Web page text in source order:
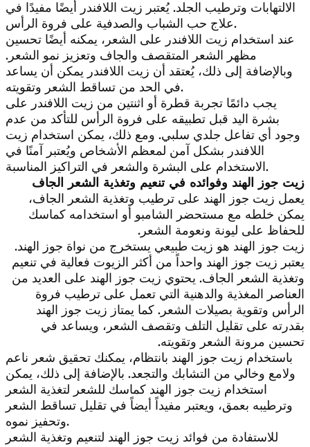
الالتهابات وترطيب الجلد. يُعتبر زيت اللافندر أيضًا مفيدًا في
علاج حب الشباب والصدفية على فروة الرأس.
عند استخدام زيت اللافندر على الشعر، يمكنه أيضًا تحسين
مظهر الشعر المتقصف والجاف وتعزيز نمو الشعر.
وبالإضافة إلى ذلك، يُعتقد أن زيت اللافندر يمكن أن يساعد
في الحد من تساقط الشعر وتقويته.
يجب دائمًا تجربة قطرة أو اثنتين من زيت اللافندر على
بشرة اليد قبل تطبيقه على فروة الرأس للتأكد من عدم
وجود أي تفاعل جلدي سلبي. ومع ذلك، يمكن استخدام زيت
اللافندر بشكل آمن لمعظم الأشخاص ويُعتبر آمنًا في
الاستخدام على البشرة والشعر في التراكيز المناسبة.
زيت جوز الهند وفوائده في تنعيم وتغذية الشعر الجاف
يعمل زيت جوز الهند على ترطيب وتغذية الشعر الجاف،
يمكن خلطه مع مستحضر الشامبو أو استخدامه كماسك
للحفاظ على ليونة ونعومة الشعر.
زيت جوز الهند هو زيت طبيعي يستخرج من نواة جوز الهند.
يعتبر زيت جوز الهند واحداً من أكثر الزيوت فعالية في تنعيم
وتغذية الشعر الجاف. يحتوي زيت جوز الهند على العديد من
العناصر المغذية والدهنية التي تعمل على ترطيب فروة
الرأس وتقوية بصيلات الشعر. كما يمتاز زيت جوز الهند
بقدرته على تقليل التلف وتقصف الشعر، ويساعد في
تحسين مرونة الشعر وتقويته.
باستخدام زيت جوز الهند بانتظام، يمكنك تحقيق شعر ناعم
ولامع وخالي من التشابك والتجعد. بالإضافة إلى ذلك، يمكن
استخدام زيت جوز الهند كماسك للشعر لتغذية الشعر
وترطيبه بعمق، ويعتبر مفيداً أيضاً في تقليل تساقط الشعر
وتحفيز نموه.
للاستفادة من فوائد زيت جوز الهند لتنعيم وتغذية الشعر